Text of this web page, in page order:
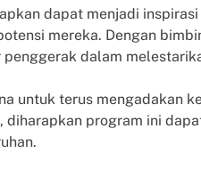
dapat menjadi
mereka. Dengan
dalam
untuk terus mengadakan
diharapkan program ini